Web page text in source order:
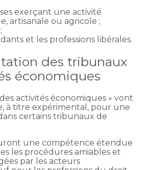
exerçant une activité
artisanale ou agricole ;
et les professions libérales.
des tribunaux
économiques
activités économiques » vont
à titre expérimental, pour une
certains tribunaux de
une compétence étendue
les procédures amiables et
par les acteurs